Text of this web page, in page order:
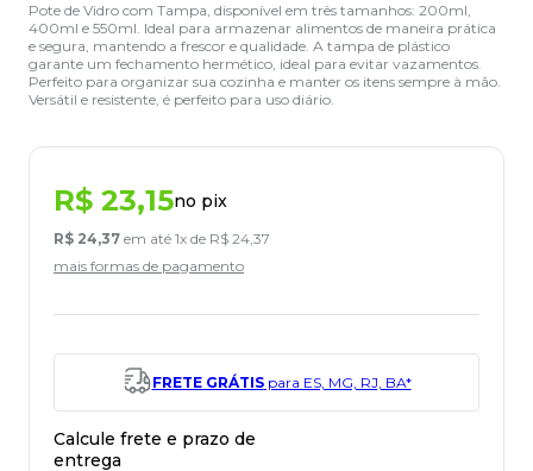
Pote de Vidro com Tampa, disponível em três tamanhos: 200ml,
400ml e 550ml. Ideal para armazenar alimentos de maneira prática
e segura, mantendo a frescor e qualidade. A tampa de plástico
garante um fechamento hermético, ideal para evitar vazamentos.
Perfeito para organizar sua cozinha e manter os itens sempre à mão.
Versátil e resistente, é perfeito para uso diário.
R$ 23,15no pix
R$ 24,37 em até 1x de R$ 24,37
mais formas de pagamento
FRETE GRÁTISpara ES, MG, RJ, BA*